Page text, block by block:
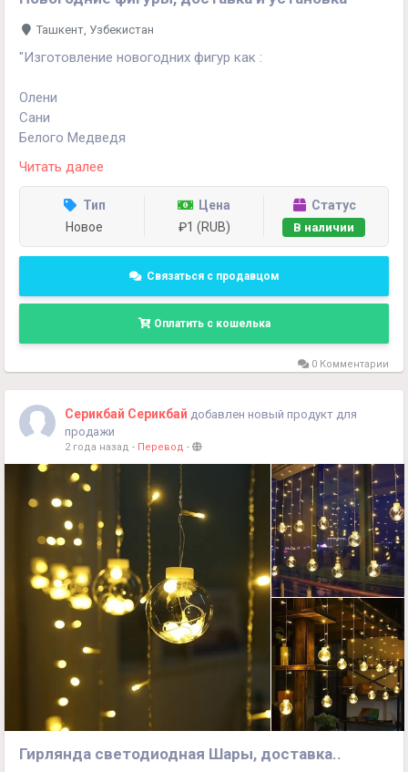
Ташкент, Узбекистан
"Изготовление новогодних фигур как :
Олени
Сани
Белого Медведя
Бантики для фасада
Больших каркасных ёлок
подарочные коробки любых размеров
и многое другое...
Цены приемлемые и от первого лица "
Читать далее
Тип
Новое
Цена
₽1 (RUB)
Статус
В наличии
Связаться с продавцом
Оплатить с кошелька
0 Комментарии
Серикбай Серикбай добавлен новый продукт для
продажи
2 года назад - Перевод -
Гирлянда светодиодная Шары, доставка..